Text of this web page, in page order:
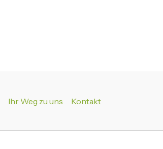
Ihr Weg zu uns Kontakt